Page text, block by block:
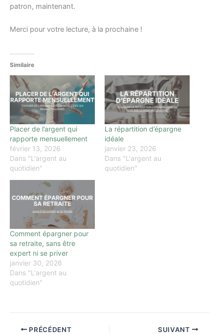
patron, maintenant.
Merci pour votre lecture, à la prochaine !
Similaire
Placer de l’argent qui
rapporte mensuellement
février 13, 2026
Dans "L'argent au
quotidien"
La répartition d’épargne
idéale
janvier 23, 2026
Dans "L'argent au
quotidien"
Comment épargner pour
sa retraite, sans être
expert ni se priver
janvier 30, 2026
Dans "L'argent au
quotidien"
PRÉCÉDENT SUIVANT